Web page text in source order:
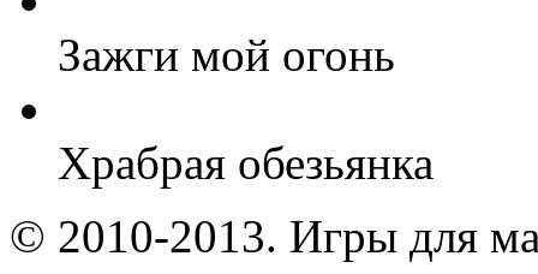
Зажги мой огонь
Храбрая обезьянка
© 2010-2013. Игры для